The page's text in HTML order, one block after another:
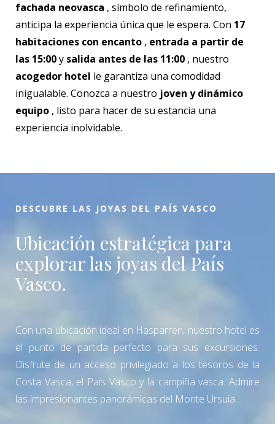
fachada neovasca , símbolo de refinamiento,
anticipa la experiencia única que le espera. Con 17
habitaciones con encanto , entrada a partir de
las 15:00y salida antes de las 11:00 , nuestro
acogedor hotel le garantiza una comodidad
inigualable. Conozca a nuestro joven y dinámico
equipo , listo para hacer de su estancia una
experiencia inolvidable.
DESCUBRE LAS JOYAS DEL PAÍS VASCO
Ubicación estratégica para
explorar las joyas del País
Vasco.
Con una ubicación ideal en Hasparren, nuestro hotel es
el punto de partida perfecto para sus excursiones.
Disfrute de un acceso privilegiado a los tesoros de la
Costa Vasca, el País Vasco y la campiña vasca. Admire
las impresionantes panorámicas del Monte Ursuia.